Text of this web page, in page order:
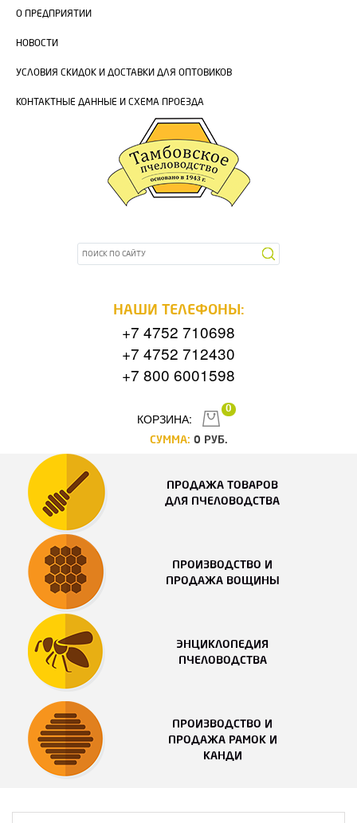
О ПРЕДПРИЯТИИ
НОВОСТИ
УСЛОВИЯ СКИДОК И ДОСТАВКИ ДЛЯ ОПТОВИКОВ
КОНТАКТНЫЕ ДАННЫЕ И СХЕМА ПРОЕЗДА
НАШИ ТЕЛЕФОНЫ:
+7 4752 710698
+7 4752 712430
+7 800 6001598
КОРЗИНА:
0
СУММА: 0 РУБ.
ПРОДАЖА ТОВАРОВ
ДЛЯ ПЧЕЛОВОДСТВА
ПРОИЗВОДСТВО И
ПРОДАЖА ВОЩИНЫ
ЭНЦИКЛОПЕДИЯ
ПЧЕЛОВОДСТВА
ПРОИЗВОДСТВО И
ПРОДАЖА РАМОК И
КАНДИ